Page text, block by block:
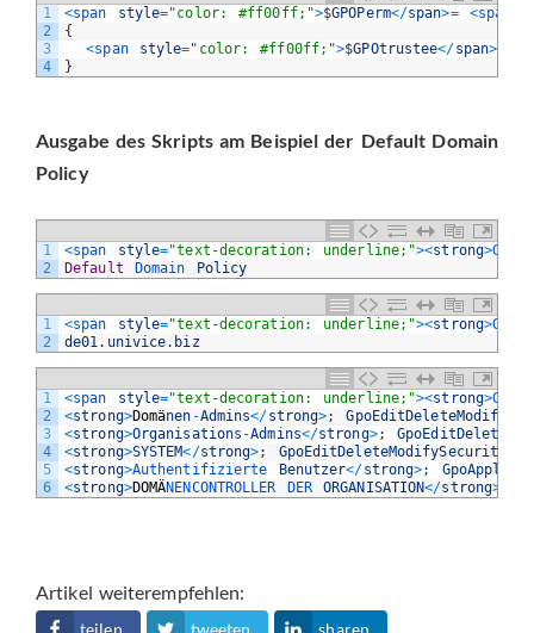
1
2
3
4
<span style="color: #ff00ff;">$GPOPerm</span>= <span
{
<span style="color: #ff00ff;">$GPOtrustee</span>
}
Ausgabe des Skripts am Beispiel der Default Domain
Policy
1
2
<span style="text-decoration: underline;"><strong>GPO
Default
Domain Policy
1
2
<span style="text-decoration: underline;"><strong>GPO
de01. univice. biz
1
2
3
4
5
6
<span style="text-decoration: underline;"><strong>GPO
<strong>Domänen -Admins</strong>;
<strong>Organisations -Admins</strong>;
<strong>SYSTEM</strong>;
GpoEditDeleteModifySecurity
<strong>Authentifizierte Benutzer</strong>;
GpoApply
<strong>DOMÄNENCONTROLLER DER ORGANISATION</strong>
Artikel weiterempfehlen: